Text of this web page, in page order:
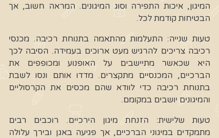
המיגון, איכות התפירה וסוג המיגונים. המראה חשוב, אך
הבטיחות קודמת לכל.
טעות שנייה: התעלמות מהתאמה בתנוחת רכיבה. מכנסי
רכיבה צריכים להרגיש מעט ארוכים בעמידה. הסיבה לכך
היא שכאשר מתיישבים על האופנוע ומכופפים את
הברכיים, המכנסיים מתקצרים. מדדו אותם ונסו לשבת
בתנוחת רכיבה כדי לוודא שהם מכסים את הקרסוליים
והמיגונים יושבים במקומם.
טעות שלישית: הזנחת מיגון הירכיים. רוכבים רבים
מתמקדים במיגוני הברכיים, אך פגיעה באגן ובירך עלולה